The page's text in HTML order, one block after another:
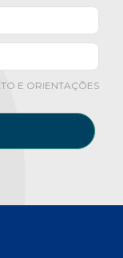
E ORIENTAÇÕES